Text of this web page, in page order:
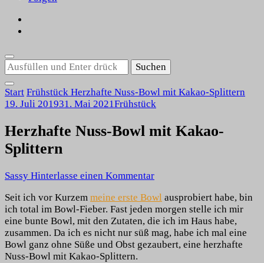
Suchst
du
nach
etwas?
Start Frühstück Herzhafte Nuss-Bowl mit Kakao-Splittern
19. Juli 201931. Mai 2021Frühstück
Herzhafte Nuss-Bowl mit Kakao-
Splittern
Sassy Hinterlasse einen Kommentarzu
Nuss-
Bowl
mit
Kakao-
Splittern
Seit ich vor Kurzem meine erste Bowl ausprobiert habe, bin
ich total im Bowl-Fieber. Fast jeden morgen stelle ich mir
eine bunte Bowl, mit den Zutaten, die ich im Haus habe,
zusammen. Da ich es nicht nur süß mag, habe ich mal eine
Bowl ganz ohne Süße und Obst gezaubert, eine herzhafte
Nuss-Bowl mit Kakao-Splittern.